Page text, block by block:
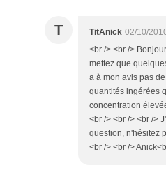
T TitAnick 02/10/
<br /> <br />
mettez que
a à mon avis pas
quantités ingérées
concentration
<br /> <br /> <br />
question, n'hésitez
<br /> <br />